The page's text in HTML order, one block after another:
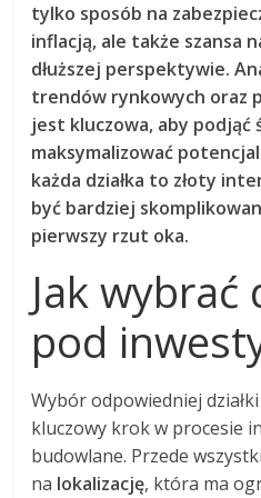
tylko sposób na
inflacją, ale także szansa
dłuższej perspektywie.
trendów rynkowych oraz
jest kluczowa, aby podjąć
maksymalizować
każda działka to złoty
być bardziej
pierwszy rzut oka.
Jak wybrać
pod
Wybór odpowiedniej
kluczowy krok w procesie
budowlane. Przede
na lokalizację, która ma